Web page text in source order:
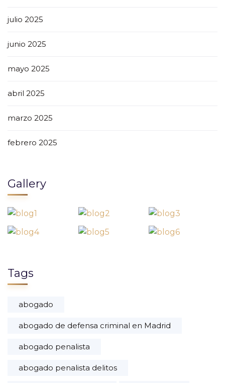
julio 2025
junio 2025
mayo 2025
abril 2025
marzo 2025
febrero 2025
Gallery
Tags
abogado
abogado de defensa criminal en Madrid
abogado penalista
abogado penalista delitos